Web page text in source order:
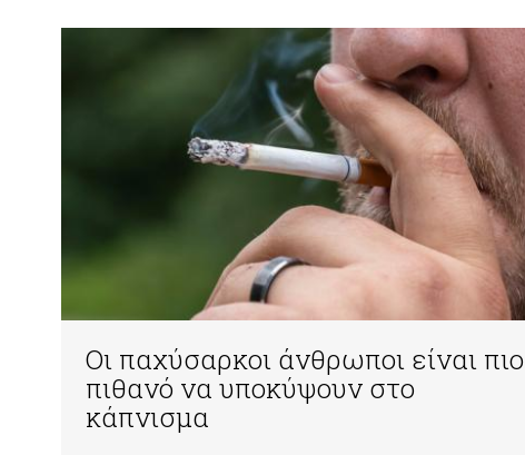
Οι παχύσαρκοι άνθρωποι είναι πιο
πιθανό να υποκύψουν στο
κάπνισμα